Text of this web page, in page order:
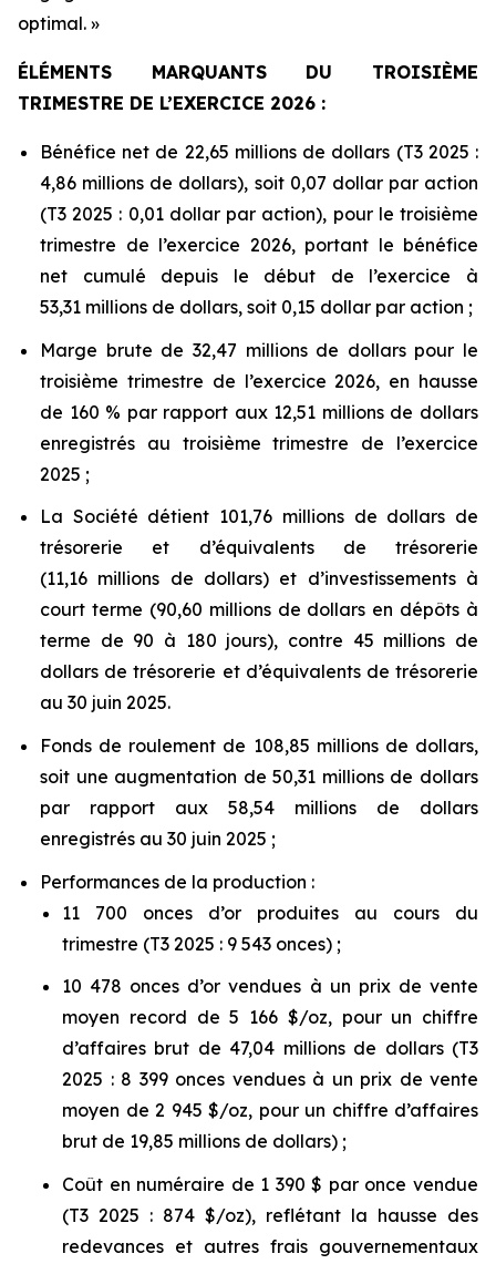
optimal. »
ÉLÉMENTS MARQUANTS DU TROISIÈME
TRIMESTRE DE L’EXERCICE 2026 :
Bénéfice net de 22,65 millions de dollars (T3 2025 :
4,86 millions de dollars), soit 0,07 dollar par action
(T3 2025 : 0,01 dollar par action), pour le troisième
trimestre de l’exercice 2026, portant le bénéfice
net cumulé depuis le début de l’exercice à
53,31 millions de dollars, soit 0,15 dollar par action ;
Marge brute de 32,47 millions de dollars pour le
troisième trimestre de l’exercice 2026, en hausse
de 160 % par rapport aux 12,51 millions de dollars
enregistrés au troisième trimestre de l’exercice
2025 ;
La Société détient 101,76 millions de dollars de
trésorerie et d’équivalents de trésorerie
(11,16 millions de dollars) et d’investissements à
court terme (90,60 millions de dollars en dépôts à
terme de 90 à 180 jours), contre 45 millions de
dollars de trésorerie et d’équivalents de trésorerie
au 30 juin 2025.
Fonds de roulement de 108,85 millions de dollars,
soit une augmentation de 50,31 millions de dollars
par rapport aux 58,54 millions de dollars
enregistrés au 30 juin 2025 ;
Performances de la production :
11 700 onces d’or produites au cours du
trimestre (T3 2025 : 9 543 onces) ;
10 478 onces d’or vendues à un prix de vente
moyen record de 5 166 $/oz, pour un chiffre
d’affaires brut de 47,04 millions de dollars (T3
2025 : 8 399 onces vendues à un prix de vente
moyen de 2 945 $/oz, pour un chiffre d’affaires
brut de 19,85 millions de dollars) ;
Coût en numéraire de 1 390 $ par once vendue
(T3 2025 : 874 $/oz), reflétant la hausse des
redevances et autres frais gouvernementaux